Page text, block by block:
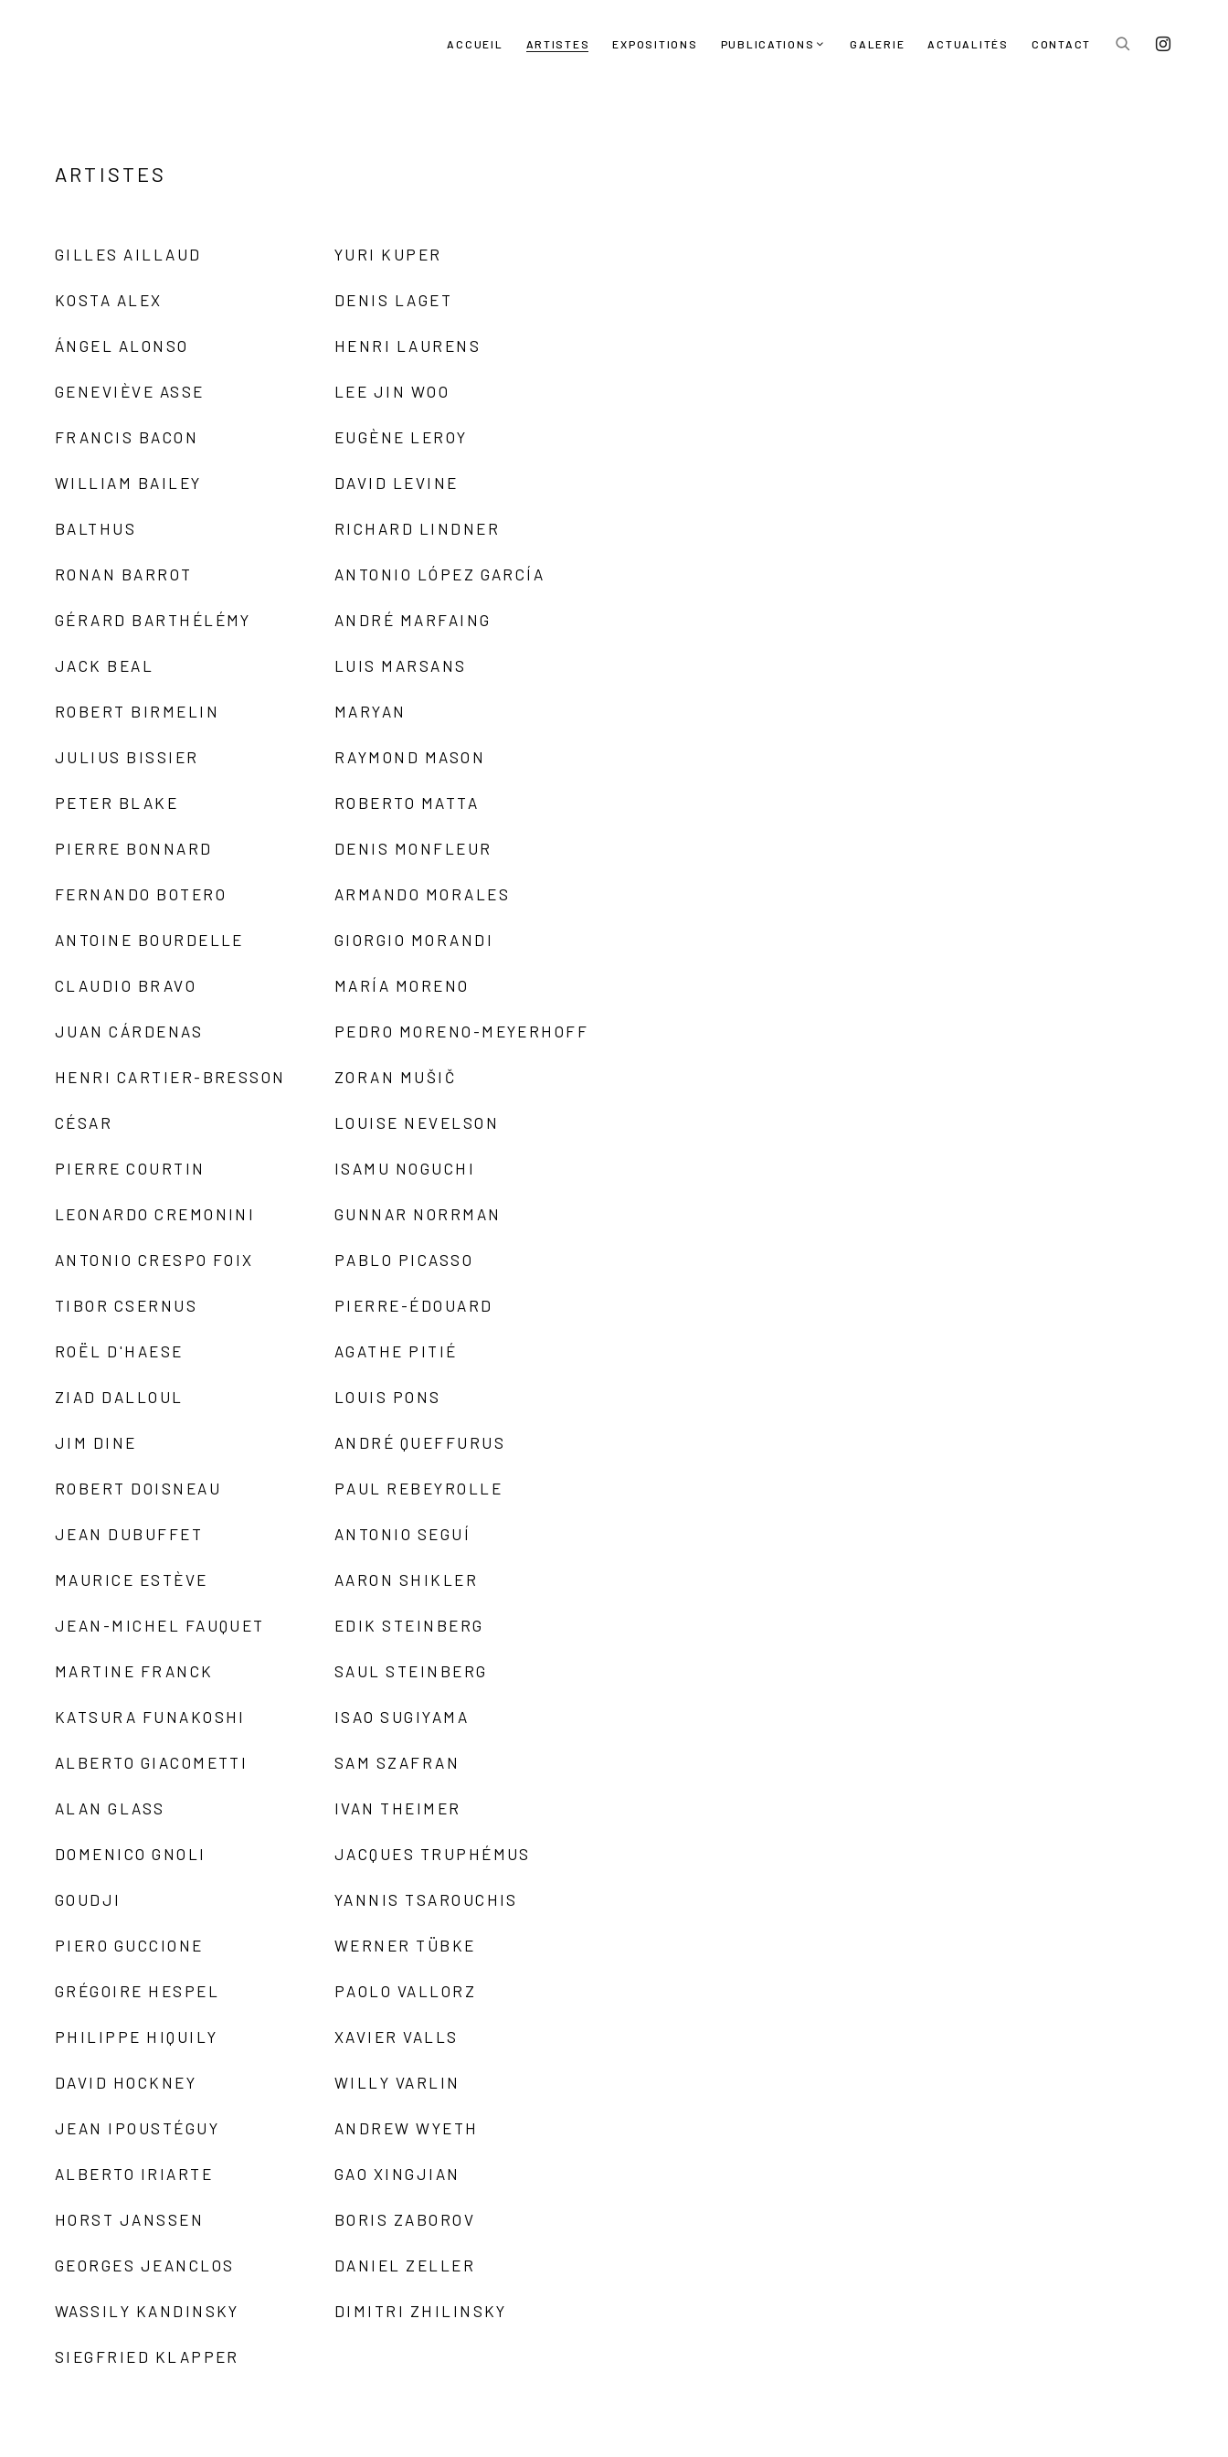
ACCUEIL ARTISTES EXPOSITIONS PUBLICATIONS GALERIE ACTUALITÉS CONTACT
ARTISTES
GILLES AILLAUD
KOSTA ALEX
ÁNGEL ALONSO
GENEVIÈVE ASSE
FRANCIS BACON
WILLIAM BAILEY
BALTHUS
RONAN BARROT
GÉRARD BARTHÉLÉMY
JACK BEAL
ROBERT BIRMELIN
JULIUS BISSIER
PETER BLAKE
PIERRE BONNARD
FERNANDO BOTERO
ANTOINE BOURDELLE
CLAUDIO BRAVO
JUAN CÁRDENAS
HENRI CARTIER-BRESSON
CÉSAR
PIERRE COURTIN
LEONARDO CREMONINI
ANTONIO CRESPO FOIX
TIBOR CSERNUS
ROËL D'HAESE
ZIAD DALLOUL
JIM DINE
ROBERT DOISNEAU
JEAN DUBUFFET
MAURICE ESTÈVE
JEAN-MICHEL FAUQUET
MARTINE FRANCK
KATSURA FUNAKOSHI
ALBERTO GIACOMETTI
ALAN GLASS
DOMENICO GNOLI
GOUDJI
PIERO GUCCIONE
GRÉGOIRE HESPEL
PHILIPPE HIQUILY
DAVID HOCKNEY
JEAN IPOUSTÉGUY
ALBERTO IRIARTE
HORST JANSSEN
GEORGES JEANCLOS
WASSILY KANDINSKY
SIEGFRIED KLAPPER
YURI KUPER
DENIS LAGET
HENRI LAURENS
LEE JIN WOO
EUGÈNE LEROY
DAVID LEVINE
RICHARD LINDNER
ANTONIO LÓPEZ GARCÍA
ANDRÉ MARFAING
LUIS MARSANS
MARYAN
RAYMOND MASON
ROBERTO MATTA
DENIS MONFLEUR
ARMANDO MORALES
GIORGIO MORANDI
MARÍA MORENO
PEDRO MORENO-MEYERHOFF
ZORAN MUŠIČ
LOUISE NEVELSON
ISAMU NOGUCHI
GUNNAR NORRMAN
PABLO PICASSO
PIERRE-ÉDOUARD
AGATHE PITIÉ
LOUIS PONS
ANDRÉ QUEFFURUS
PAUL REBEYROLLE
ANTONIO SEGUÍ
AARON SHIKLER
EDIK STEINBERG
SAUL STEINBERG
ISAO SUGIYAMA
SAM SZAFRAN
IVAN THEIMER
JACQUES TRUPHÉMUS
YANNIS TSAROUCHIS
WERNER TÜBKE
PAOLO VALLORZ
XAVIER VALLS
WILLY VARLIN
ANDREW WYETH
GAO XINGJIAN
BORIS ZABOROV
DANIEL ZELLER
DIMITRI ZHILINSKY